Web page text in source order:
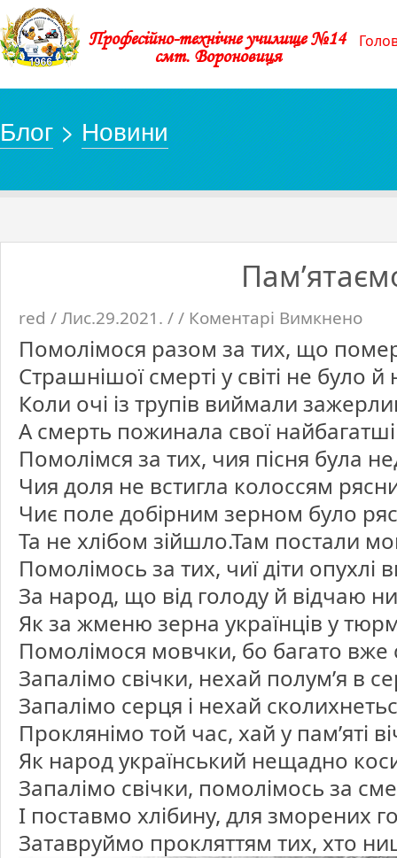
Професійно-технічне училище №14
смт. Вороновиця
Блог>Новини
red / Лис.29.2021. / / Коментарі Вимкнено
Помолімося разом за тих, що
Страшнішої смерті у світі не було
Коли очі із трупів виймали
А смерть пожинала свої
Помолімся за тих, чия пісня була
Чия доля не встигла колоссям
Чиє поле добірним зерном було
Та не хлібом зійшло.Там постали
Помолімось за тих, чиї діти опухлі
За народ, що від голоду й відчаю
Як за жменю зерна українців у
Помолімося мовчки, бо багато вже
Запалімо свічки, нехай полум’я в
Запалімо серця і нехай
Проклянімо той час, хай у пам’яті
Як народ український нещадно
Запалімо свічки, помолімось за
І поставмо хлібину, для зморених
Затавруймо прокляттям тих, хто